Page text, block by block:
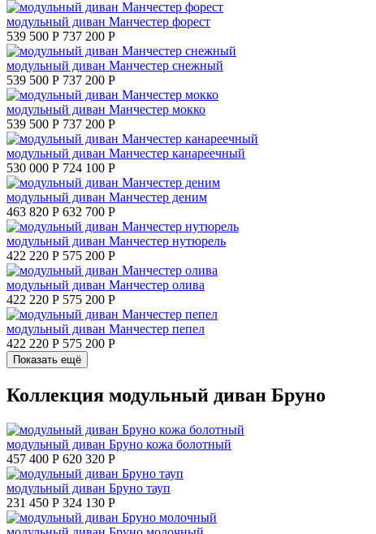
модульный диван Манчестер форест
539 500 Р 737 200 Р
модульный диван Манчестер снежный
539 500 Р 737 200 Р
модульный диван Манчестер мокко
539 500 Р 737 200 Р
модульный диван Манчестер канареечный
530 000 Р 724 100 Р
модульный диван Манчестер деним
463 820 Р 632 700 Р
модульный диван Манчестер нутюрель
422 220 Р 575 200 Р
модульный диван Манчестер олива
422 220 Р 575 200 Р
модульный диван Манчестер пепел
422 220 Р 575 200 Р
Показать ещё
Коллекция модульный диван Бруно
модульный диван Бруно кожа болотный
457 400 Р 620 320 Р
модульный диван Бруно тауп
231 450 Р 324 130 Р